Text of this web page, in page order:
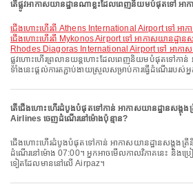
តើផ្លូវអាកាសយានដ្ឋានណាខ្លះដែលពេញនិយមបំផុតទៅ អា
ជើងហោះហើរពី Athens International Airport ទៅ អាក
ជើងហោះហើរពី Mykonos Airport ទៅ អាកាសយានដ្ឋានស
Rhodes Diagoras International Airport ទៅ អាកាស
ផ្លូវហោះហើរព្រលានយន្តហោះដែលពេញនិយមបំផុតទៅកាន់ អ
ទាំងនេះផ្តល់ការតភ្ជាប់ងាយស្រួលសម្រាប់ការធ្វើដំណើររបស់អ្
តើជើងហោះហើរដំបូងបំផុតទៅកាន់ អាកាសយានដ្ឋានសង្តុង
Airlines ចេញដំណើរនៅម៉ោងប៉ុន្មាន?
ជើងហោះហើរដំបូងបំផុតទៅកាន់ អាកាសយានដ្ឋានសង្តុងត្រីនី ជាមួយ Aegean Airlines ចេញ
ដំណើរនៅម៉ោង 07:00។ អ្នកអាចមើលកាលវិភាគនេះ និងប្
ទៀតដែលមាននៅលើ Airpaz។